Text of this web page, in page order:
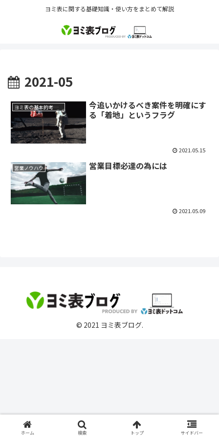
ヨミ表に関する基礎知識・使い方をまとめて解説
2021-05
ヨミ表の基本的考え方
今追いかけるべき案件を明確にす
る「着地」というフラグ
2021.05.15
営業ノウハウ 営業目標必達の為には
2021.05.09
© 2021 ヨミ表ブログ.
ホーム 検索 トップ サイドバー